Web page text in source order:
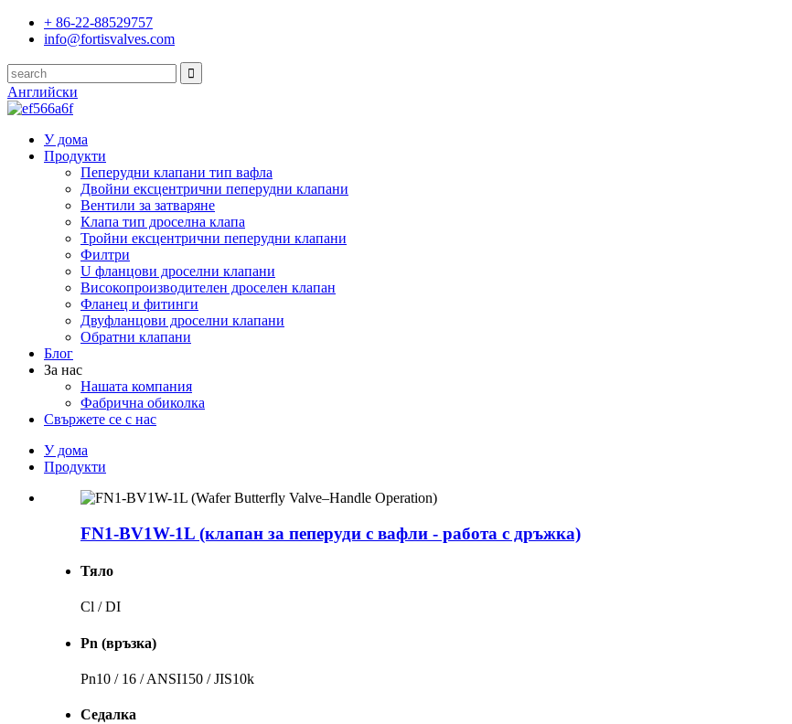
+ 86-22-88529757
info@fortisvalves.com
Английски
У дома
Продукти
Пеперудни клапани тип вафла
Двойни ексцентрични пеперудни клапани
Вентили за затваряне
Клапа тип дроселна клапа
Тройни ексцентрични пеперудни клапани
Филтри
U фланцови дроселни клапани
Високопроизводителен дроселен клапан
Фланец и фитинги
Двуфланцови дроселни клапани
Обратни клапани
Блог
За нас
Нашата компания
Фабрична обиколка
Свържете се с нас
У дома
Продукти
FN1-BV1W-1L (клапан за пеперуди с вафли - работа с дръжка)
Тяло
Cl / DI
Pn (връзка)
Pn10 / 16 / ANSI150 / JIS10k
Седалка